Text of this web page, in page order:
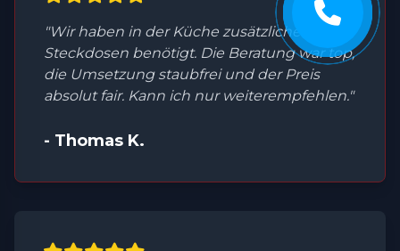
"Wir haben in der Küche zusätzliche
Steckdosen benötigt. Die Beratung war top,
die Umsetzung staubfrei und der Preis
absolut fair. Kann ich nur weiterempfehlen."
- Thomas K.